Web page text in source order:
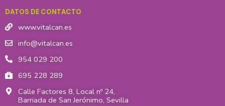
a
g
r
a
m
b
o
o
k
-
f
i
DATOS DE CONTACTO
www.vitalcan.es
info@vitalcan.es
954 029 200
695 228 289
Calle Factores 8, Local nº 24,
Barriada de San Jerónimo, Sevilla